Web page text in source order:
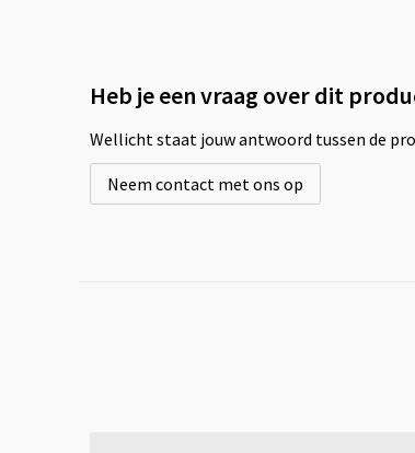
Heb je een vraag over dit
Wellicht staat jouw antwoord tussen de
Neem contact met ons op